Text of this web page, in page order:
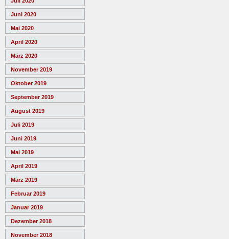
Juni 2020
Mai 2020
April 2020
März 2020
November 2019
Oktober 2019
September 2019
August 2019
Juli 2019
Juni 2019
Mai 2019
April 2019
März 2019
Februar 2019
Januar 2019
Dezember 2018
November 2018